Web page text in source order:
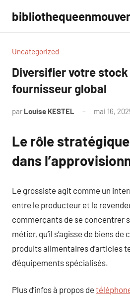
contenu
Uncategorized
Diversifier votre stock
fournisseur global
par Louise KESTEL mai 16,
Le rôle
dans
Le grossiste agit comme un
entre le producteur et le
commerçants de se concentrer
métier, qu’il s’agisse de biens
produits alimentaires d’articles
d’équipements spécialisés.
Plus d’infos à propos de